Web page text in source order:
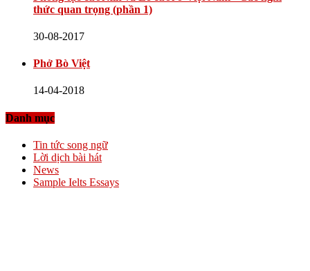
thức quan trọng (phần 1)
30-08-2017
Phở Bò Việt
14-04-2018
Danh mục
Tin tức song ngữ
Lời dịch bài hát
News
Sample Ielts Essays